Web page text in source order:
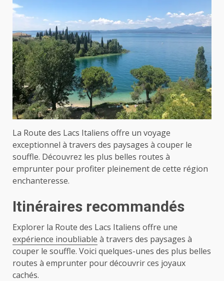
La Route des Lacs Italiens offre un voyage
exceptionnel à travers des paysages à couper le
souffle. Découvrez les plus belles routes à
emprunter pour profiter pleinement de cette région
enchanteresse.
Itinéraires recommandés
Explorer la Route des Lacs Italiens offre une
expérience inoubliable à travers des paysages à
couper le souffle. Voici quelques-unes des plus belles
routes à emprunter pour découvrir ces joyaux
cachés.